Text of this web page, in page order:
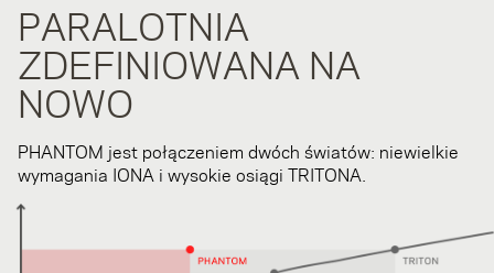
PARALOTNIA
ZDEFINIOWANA NA
NOWO
PHANTOM jest połączeniem dwóch światów: niewielkie
wymagania IONA i wysokie osiągi TRITONA.